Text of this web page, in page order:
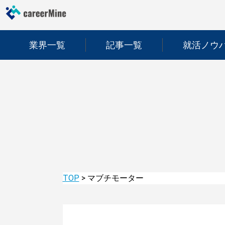
業界一覧 記事一覧 就活ノウ
TOP> マブチモーター